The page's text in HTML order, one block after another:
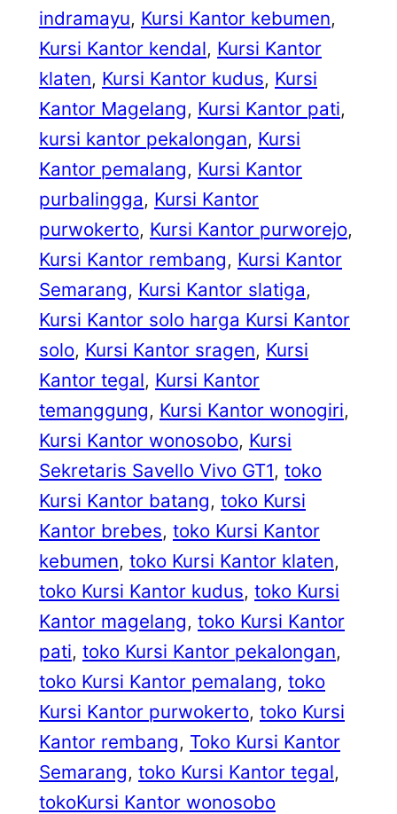
indramayu, Kursi Kantor kebumen
Kursi Kantor kendal, Kursi Kantor
klaten, Kursi Kantor kudus, Kursi
Kantor Magelang, Kursi Kantor pati
kursi kantor pekalongan, Kursi
Kantor pemalang, Kursi Kantor
purbalingga, Kursi Kantor
purwokerto, Kursi Kantor purworejo
Kursi Kantor rembang, Kursi Kantor
Semarang, Kursi Kantor slatiga
Kursi Kantor solo harga Kursi Kantor
solo, Kursi Kantor sragen, Kursi
Kantor tegal, Kursi Kantor
temanggung, Kursi Kantor wonogiri
Kursi Kantor wonosobo, Kursi
Sekretaris Savello Vivo GT1, toko
Kursi Kantor batang, toko Kursi
Kantor brebes, toko Kursi Kantor
kebumen, toko Kursi Kantor klaten
toko Kursi Kantor kudus, toko Kursi
Kantor magelang, toko Kursi Kantor
pati, toko Kursi Kantor pekalongan
toko Kursi Kantor pemalang, toko
Kursi Kantor purwokerto, toko Kursi
Kantor rembang, Toko Kursi Kantor
Semarang, toko Kursi Kantor tegal
tokoKursi Kantor wonosobo